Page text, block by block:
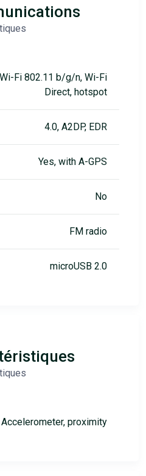
Wi-Fi 802.11 b/g/n, Wi-Fi
Direct, hotspot
4.0, A2DP, EDR
Yes, with A-GPS
No
FM radio
microUSB 2.0
Accelerometer, proximity